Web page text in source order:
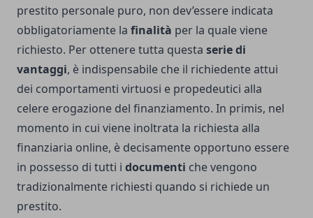
prestito personale puro, non dev’essere indicata
obbligatoriamente la finalità per la quale viene
richiesto. Per ottenere tutta questa serie di
vantaggi, è indispensabile che il richiedente attui
dei comportamenti virtuosi e propedeutici alla
celere erogazione del finanziamento. In primis, nel
momento in cui viene inoltrata la richiesta alla
finanziaria online, è decisamente opportuno essere
in possesso di tutti i documenti che vengono
tradizionalmente richiesti quando si richiede un
prestito.